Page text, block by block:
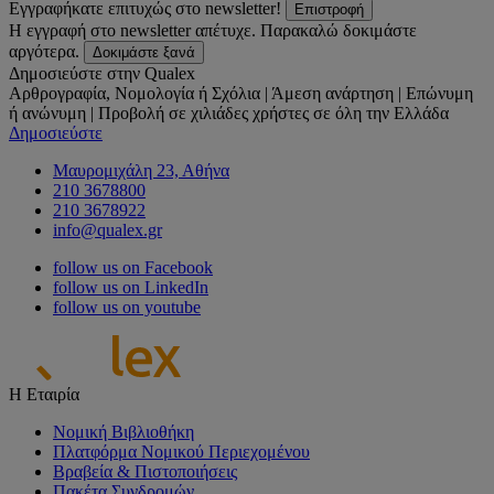
Εγγραφήκατε επιτυχώς στο newsletter! Επιστροφή
Η εγγραφή στο newsletter απέτυχε. Παρακαλώ δοκιμάστε
αργότερα.
Δοκιμάστε ξανά
Δημοσιεύστε στην Qualex
Αρθρογραφία, Νομολογία ή Σχόλια | Άμεση ανάρτηση | Επώνυμη
ή ανώνυμη | Προβολή σε χιλιάδες χρήστες σε όλη την Ελλάδα
Δημοσιεύστε
Μαυρομιχάλη 23, Αθήνα
210 3678800
210 3678922
info@qualex.gr
follow us on Facebook
follow us on LinkedIn
follow us on youtube
Η Εταιρία
Νομική Βιβλιοθήκη
Πλατφόρμα Νομικού Περιεχομένου
Βραβεία & Πιστοποιήσεις